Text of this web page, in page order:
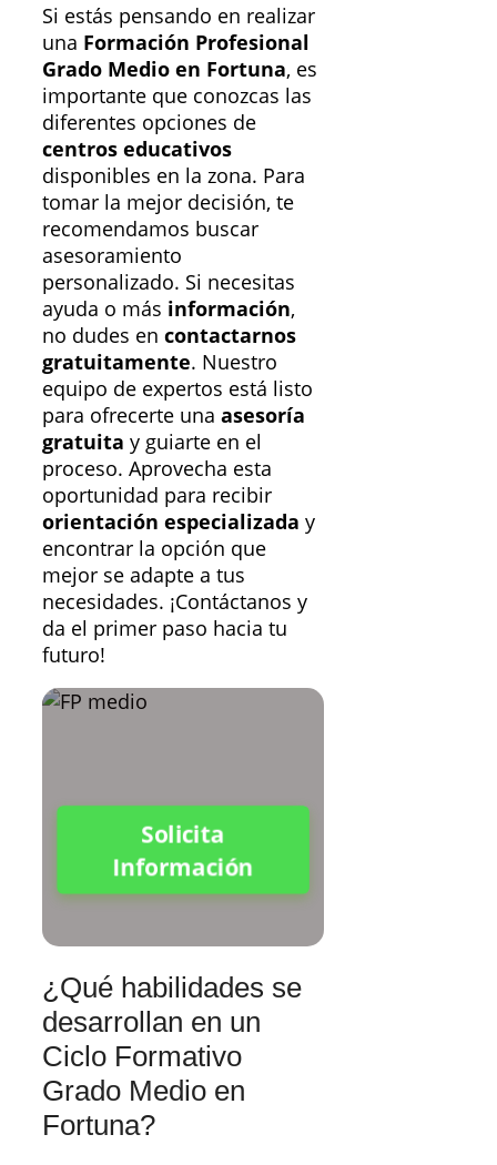
Si estás pensando en realizar
una Formación Profesional
Grado Medio en Fortuna, es
importante que conozcas las
diferentes opciones de
centros educativos
disponibles en la zona. Para
tomar la mejor decisión, te
recomendamos buscar
asesoramiento
personalizado. Si necesitas
ayuda o más información,
no dudes en contactarnos
gratuitamente. Nuestro
equipo de expertos está listo
para ofrecerte una asesoría
gratuita y guiarte en el
proceso. Aprovecha esta
oportunidad para recibir
orientación especializada y
encontrar la opción que
mejor se adapte a tus
necesidades. ¡Contáctanos y
da el primer paso hacia tu
futuro!
Solicita
Información
¿Qué habilidades se
desarrollan en un
Ciclo Formativo
Grado Medio en
Fortuna?